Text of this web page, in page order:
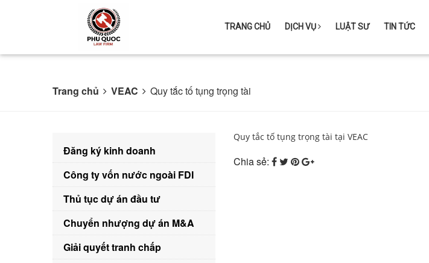
TRANG CHỦ DỊCH VỤ LUẬT SƯ TIN TỨC
Trang chủ VEAC Quy tắc tố tụng trọng tài
Quy tắc tố tụng trọng tài tại VEAC
Chia sẻ:
Đăng ký kinh doanh
Công ty vốn nước ngoài FDI
Thủ tục dự án đầu tư
Chuyển nhượng dự án M&A
Giải quyết tranh chấp